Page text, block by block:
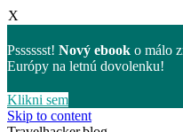
X
Psssssst! Nový ebook o málo
Európy na letnú dovolenku!
Klikni sem
Skip to content